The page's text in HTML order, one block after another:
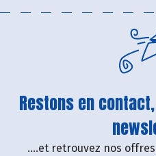
Restons en
....et retrouvez nos